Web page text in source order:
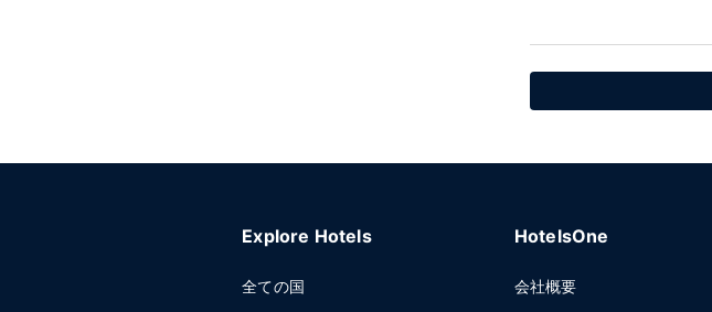
Explore Hotels
全ての国
HotelsOne
会社概要